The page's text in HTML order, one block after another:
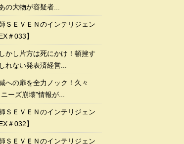
の大物が容疑者...
師ＳＥＶＥＮのインテリジェン
＃033】
かし片方は死にかけ！頓挫す
れない発表済経営...
への扉を全力ノック！久々
ーズ崩壊”情報が...
師ＳＥＶＥＮのインテリジェン
＃032】
師ＳＥＶＥＮのインテリジェン